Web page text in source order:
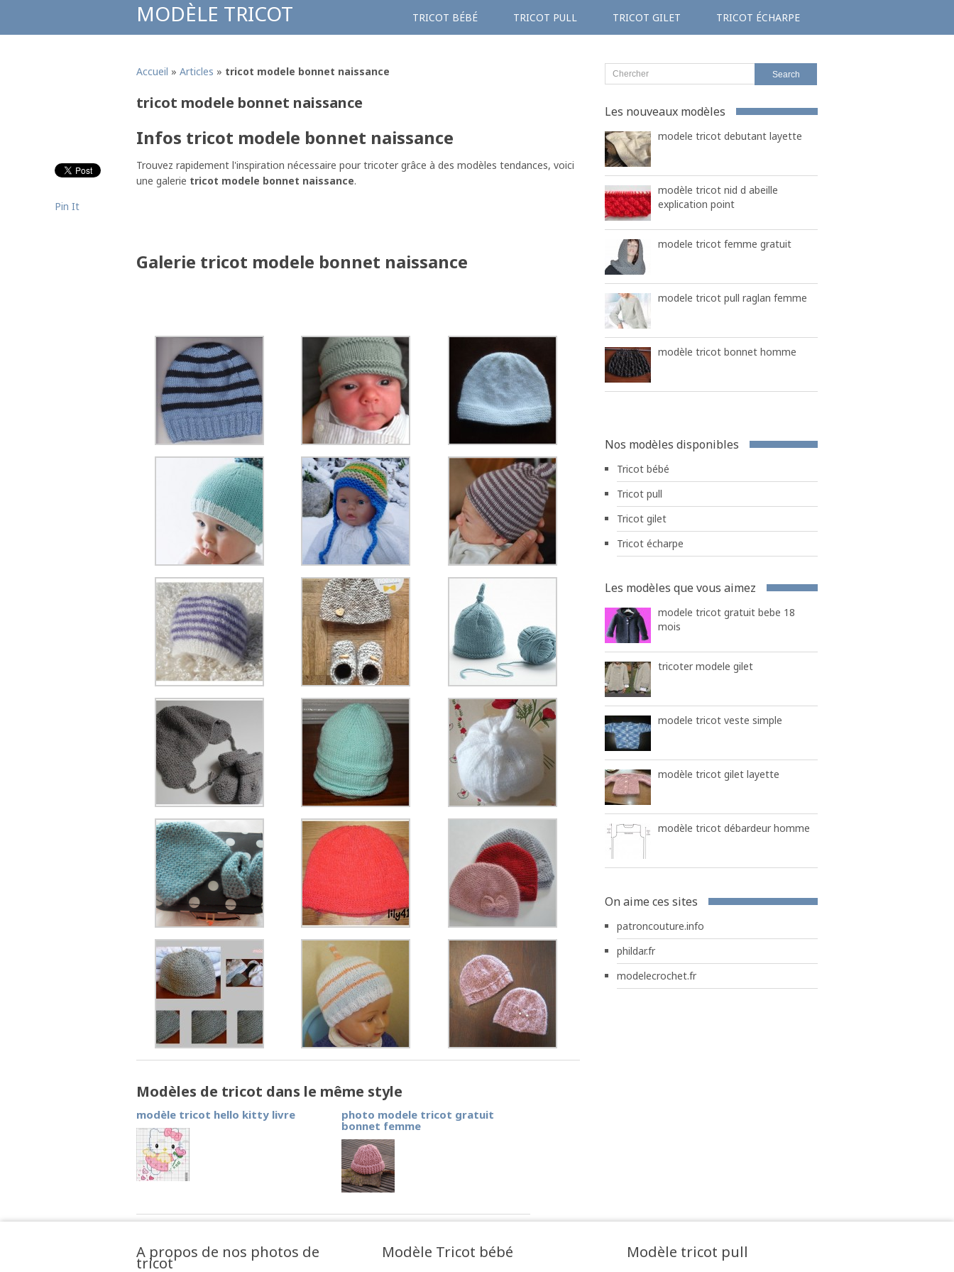
MODÈLE TRICOT TRICOT BÉBÉ TRICOT PULL TRICOT GILET TRICOT ÉCHARPE
Accueil » Articles » tricot modele bonnet naissance
tricot modele bonnet naissance
Infos tricot modele bonnet naissance
Trouvez rapidement l'inspiration nécessaire pour tricoter grâce à des modèles tendances, voici
une galerie tricot modele bonnet naissance.
Galerie tricot modele bonnet naissance
Pin It
Modèles de tricot dans le même style
modèle tricot hello kitty livre
photo modele tricot gratuit
bonnet femme
Les nouveaux modèles
modele tricot debutant layette
modèle tricot nid d abeille
explication point
modele tricot femme gratuit
modele tricot pull raglan femme
modèle tricot bonnet homme
Nos modèles disponibles
Tricot bébé
Tricot pull
Tricot gilet
Tricot écharpe
Les modèles que vous aimez
modele tricot gratuit bebe 18
mois
tricoter modele gilet
modele tricot veste simple
modèle tricot gilet layette
modèle tricot débardeur homme
On aime ces sites
patroncouture.info
phildar.fr
modelecrochet.fr
A propos de nos photos de
tricot
Modèle Tricot bébé Modèle tricot pull